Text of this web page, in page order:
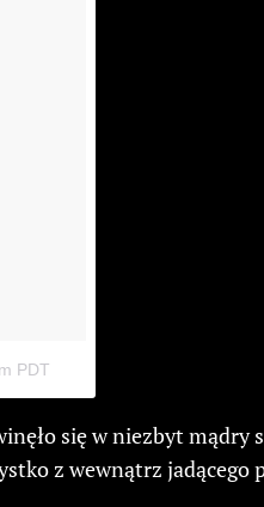
PDT
się w niezbyt mądry
z wewnątrz jadącego